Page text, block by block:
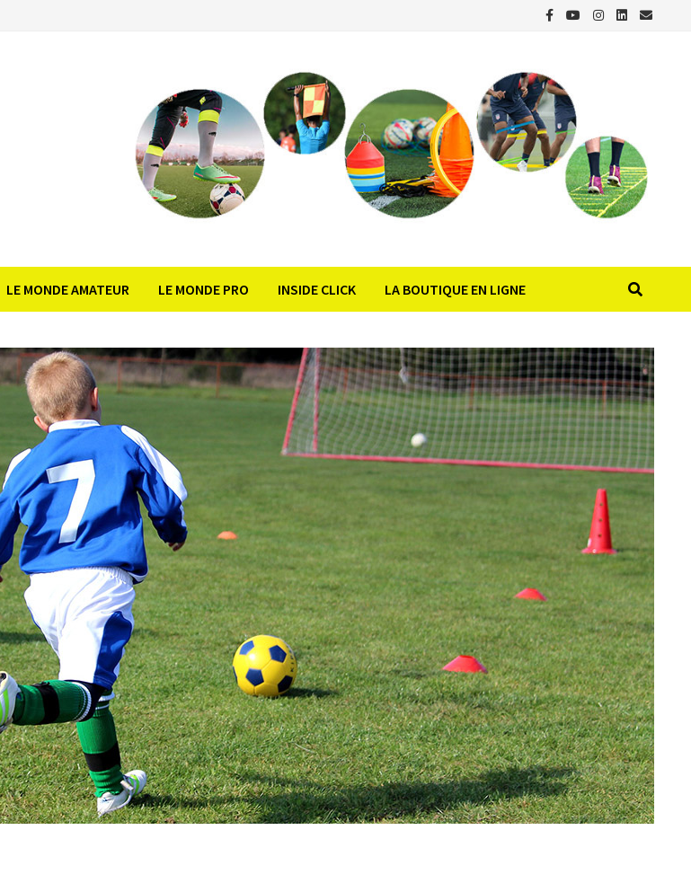
LE MONDE AMATEUR LE MONDE PRO INSIDE CLICK LA BOUTIQUE EN LIGNE